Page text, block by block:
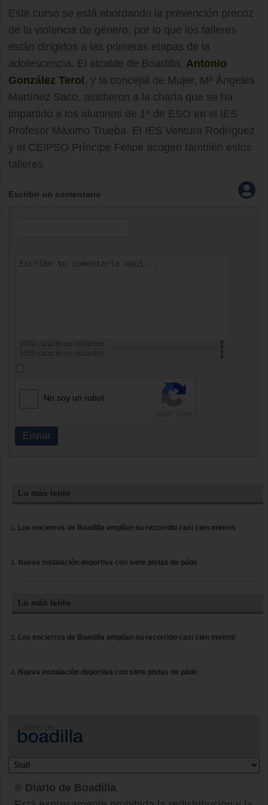
Este curso se está abordando la prevención precoz
de la violencia de género, por lo que los talleres
están dirigidos a las primeras etapas de la
adolescencia. El alcalde de Boadilla, Antonio
González Terol , y la concejal de Mujer, Mª Ángeles
Martínez Saco, asistieron a la charla que se ha
impartido a los alumnos de 1º de ESO en el IES
Profesor Máximo Trueba. El IES Ventura Rodríguez
y el CEIPSO Príncipe Felipe acogen también estos
talleres.
Escribir un comentario
caracteres restantes
caracteres restantes
No soy un robot
Enviar
Lo más leído
Los encierros de Boadilla amplían su recorrido casi cien metros
Nueva instalación deportiva con siete pistas de páde
Lo más leído
Los encierros de Boadilla amplían su recorrido casi cien metros
Nueva instalación deportiva con siete pistas de páde
© Diario de Boadilla